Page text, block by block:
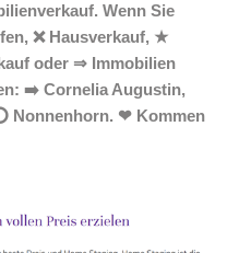
Wenn Sie
❌ Hausverkauf, ★
oder ⇒ Immobilien
➡️ Cornelia Augustin,
Nonnenhorn. ❤ Kommen